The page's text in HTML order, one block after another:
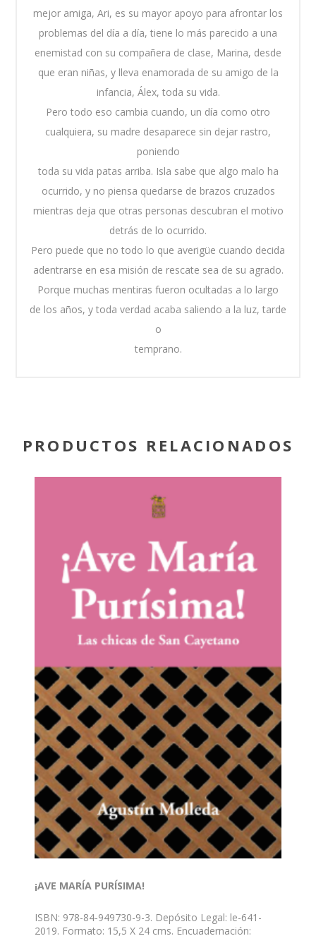
mejor amiga, Ari, es su mayor apoyo para afrontar los
problemas del día a día, tiene lo más parecido a una
enemistad con su compañera de clase, Marina, desde
que eran niñas, y lleva enamorada de su amigo de la
infancia, Álex, toda su vida.
Pero todo eso cambia cuando, un día como otro
cualquiera, su madre desaparece sin dejar rastro,
poniendo
toda su vida patas arriba. Isla sabe que algo malo ha
ocurrido, y no piensa quedarse de brazos cruzados
mientras deja que otras personas descubran el motivo
detrás de lo ocurrido.
Pero puede que no todo lo que averigüe cuando decida
adentrarse en esa misión de rescate sea de su agrado.
Porque muchas mentiras fueron ocultadas a lo largo
de los años, y toda verdad acaba saliendo a la luz, tarde
o
temprano.
PRODUCTOS RELACIONADOS
¡AVE MARÍA PURÍSIMA!
ISBN: 978-84-949730-9-3. Depósito Legal: le-641-
2019. Formato: 15,5 X 24 cms. Encuadernación: